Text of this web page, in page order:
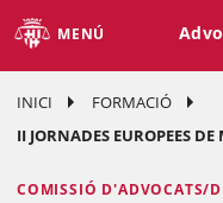
MENÚ
INICI
FORMACIÓ
II JORNADES EUROPEES
COMISSIÓ D'ADVOCATS/